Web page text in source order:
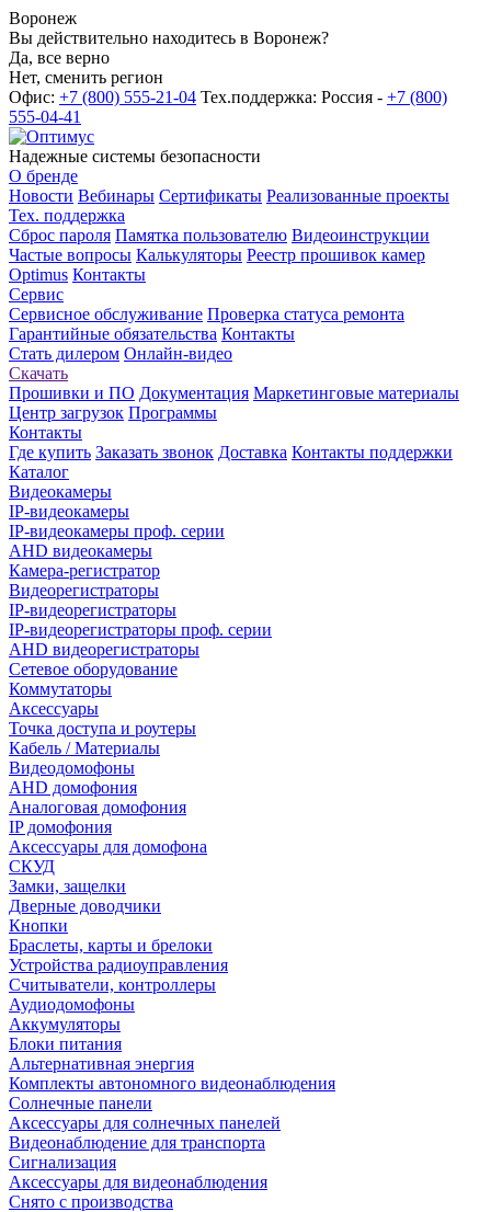
Воронеж
Вы действительно находитесь в Воронеж?
Да, все верно
Нет, сменить регион
Офис: +7 (800) 555-21-04 Тех.поддержка: Россия - +7 (800)
555-04-41
Надежные системы безопасности
О бренде
Новости Вебинары Сертификаты Реализованные проекты
Тех. поддержка
Сброс пароля Памятка пользователю Видеоинструкции
Частые вопросы Калькуляторы Реестр прошивок камер
Optimus Контакты
Сервис
Сервисное обслуживание Проверка статуса ремонта
Гарантийные обязательства Контакты
Стать дилером Онлайн-видео
Скачать
Прошивки и ПО Документация Маркетинговые материалы
Центр загрузок Программы
Контакты
Где купить Заказать звонок Доставка Контакты поддержки
Каталог
Видеокамеры
IP-видеокамеры
IP-видеокамеры проф. серии
AHD видеокамеры
Камера-регистратор
Видеорегистраторы
IP-видеорегистраторы
IP-видеорегистраторы проф. серии
AHD видеорегистраторы
Сетевое оборудование
Коммутаторы
Аксессуары
Точка доступа и роутеры
Кабель / Материалы
Видеодомофоны
AHD домофония
Аналоговая домофония
IP домофония
Аксессуары для домофона
СКУД
Замки, защелки
Дверные доводчики
Кнопки
Браслеты, карты и брелоки
Устройства радиоуправления
Считыватели, контроллеры
Аудиодомофоны
Аккумуляторы
Блоки питания
Альтернативная энергия
Комплекты автономного видеонаблюдения
Солнечные панели
Аксессуары для солнечных панелей
Видеонаблюдение для транспорта
Сигнализация
Аксессуары для видеонаблюдения
Снято с производства